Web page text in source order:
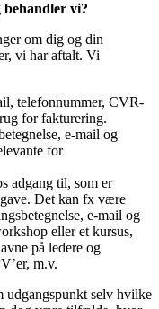
behandler vi?
om dig og din
vi har aftalt. Vi
telefonnummer, CVR-
for fakturering.
e-mail og
for
adgang til, som er
Det kan fx være
e-mail og
eller et kursus,
på ledere og
m.v.
udgangspunkt selv hvilke